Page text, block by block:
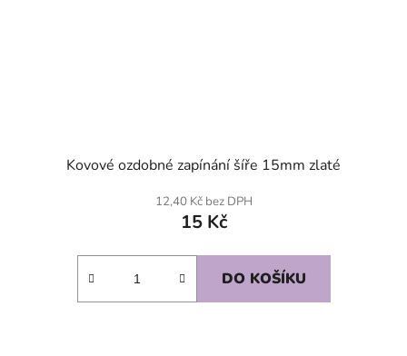
Kovové ozdobné zapínání šíře 15mm zlaté
12,40 Kč bez DPH
15 Kč
DO KOŠÍKU